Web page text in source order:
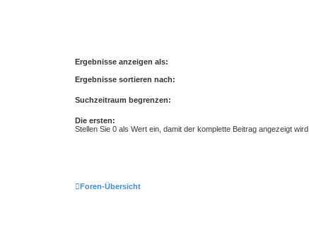
Ergebnisse anzeigen als:
Ergebnisse sortieren nach:
Suchzeitraum begrenzen:
Die ersten:
Stellen Sie 0 als Wert ein, damit der komplette Beitrag angezeigt wird.
Foren-Übersicht